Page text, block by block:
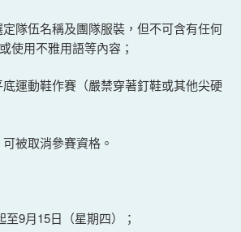
隊伍名稱及團隊服裝，但不可含有任何
使用不雅用語等內容；
運動鞋作賽（嚴禁穿著釘鞋或其他尖硬
被取消參賽資格。
9月15日（星期四）；